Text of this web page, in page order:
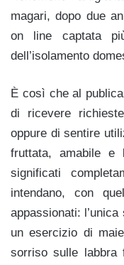
magari, dopo due
on line captata
dell’isolamento
È così che al
di ricevere
oppure di sentire
fruttata, amabile e
significati
intendano, con
appassionati:
un esercizio di
sorriso sulle labbra